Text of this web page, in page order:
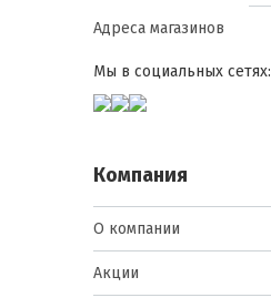
Адреса магазинов
Мы в социальных сетях:
Компания
О компании
Акции